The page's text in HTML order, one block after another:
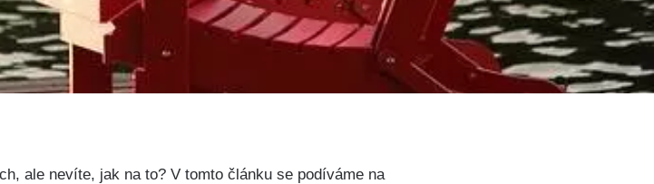
ale nevíte, jak ⁤na to? V tomto článku se podíváme na